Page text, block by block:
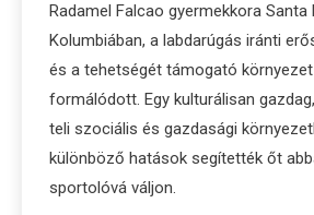
Radamel Falcao gyermekkora Santa
Kolumbiában, a labdarúgás iránti
és a tehetségét támogató
formálódott. Egy kulturálisan
teli szociális és gazdasági
különböző hatások segítették őt
sportolóvá váljon.